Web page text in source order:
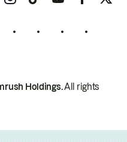
Holdings.All rights